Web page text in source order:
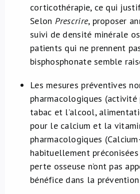
corticothérapie, ce qui
Selon Prescrire, proposer
suivi de densité minérale
patients qui ne prennent
bisphosphonate semble
Les mesures préventives
pharmacologiques
tabac et l’alcool,
pour le calcium et la
pharmacologiques
habituellement
perte osseuse n’ont pas
bénéfice dans la